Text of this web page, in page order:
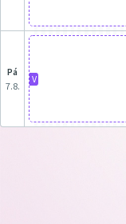
pá
7.8.
V